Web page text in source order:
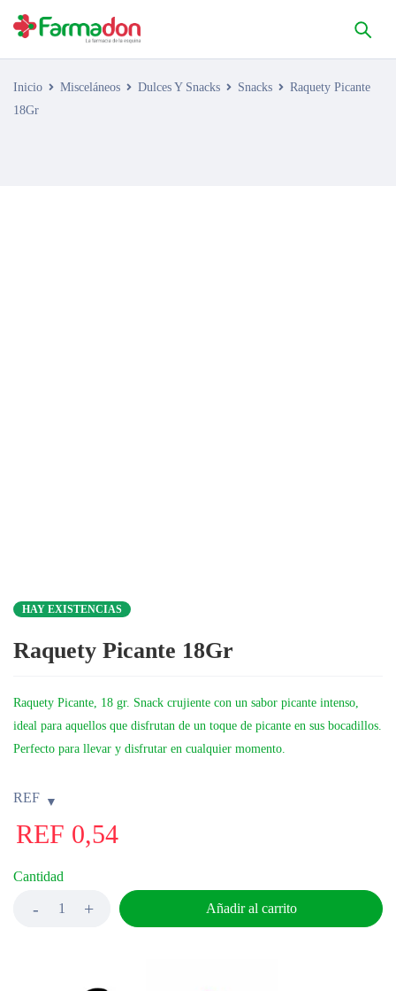
Inicio Misceláneos Dulces Y Snacks Snacks
Raquety Picante
18Gr
HAY EXISTENCIAS
Raquety Picante 18Gr
Raquety Picante, 18 gr. Snack crujiente con un sabor picante intenso,
ideal para aquellos que disfrutan de un toque de picante en sus bocadillos.
Perfecto para llevar y disfrutar en cualquier momento.
REF
REF 0,54
Cantidad
Añadir al carrito